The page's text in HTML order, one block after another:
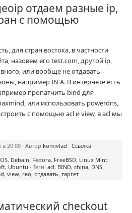
отдаем разные ip,
с помощью
для стран востока, в частности
назовем его test.com, другой ip,
или вообще не отдавать
например IN A. В интернете есть
пропатчить bind для
или использовать powerdns,
с помощью acl и view, в acl мы
20:09 · Автор komivlad · Ссылка ·
, Debain, Fedora, FreeBSD, Linux Mint,
, Ubuntu · Теги: acl, BIND, china, DNS,
, view, гео, отдавать, таргет
checkout